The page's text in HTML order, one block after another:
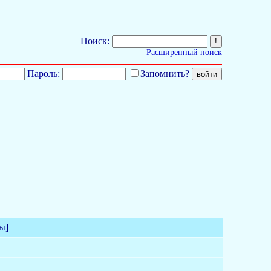
Поиск:
Расширенный поиск
Пароль: Запомнить?